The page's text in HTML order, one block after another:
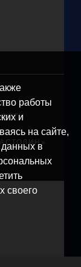
работы
и
на сайте,
в
своего